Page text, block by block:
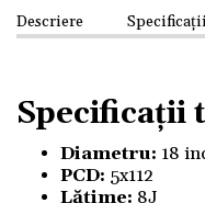
Descriere
Specificații
Diametru: 18
PCD: 5x112
Lățime: 8J